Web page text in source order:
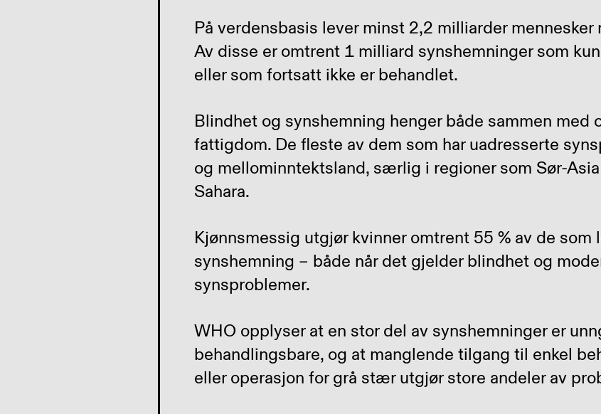
På verdensbasis lever minst 2,2 milliarder mennesker
Av disse er omtrent 1 milliard synshemninger som
eller som fortsatt ikke er behandlet.
Blindhet og synshemning henger både sammen med
fattigdom. De fleste av dem som har uadresserte
og mellominntektsland, særlig i regioner som Sør-
Sahara.
Kjønnsmessig utgjør kvinner omtrent 55 % av de som
synshemning – både når det gjelder blindhet og
synsproblemer.
WHO opplyser at en stor del av synshemninger er
behandlingsbare, og at manglende tilgang til enkel
eller operasjon for grå stær utgjør store andeler av